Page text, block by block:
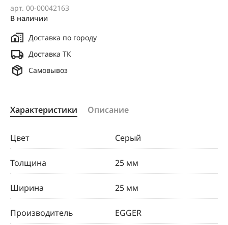
арт. 00-00042163
В наличии
Доставка по городу
Доставка ТК
Самовывоз
Характеристики Описание
Цвет Серый
Толщина 25 мм
Ширина 25 мм
Производитель EGGER